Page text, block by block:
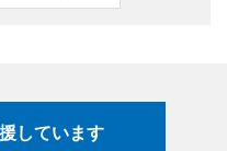
しています